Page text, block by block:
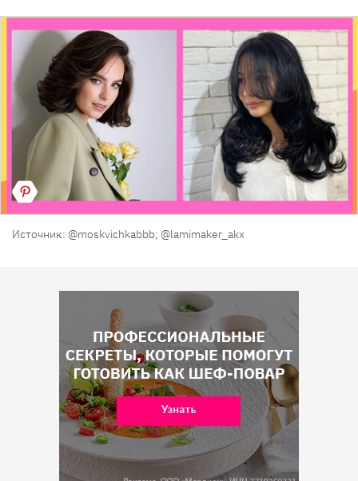
Источник: @moskvichkabbb; @lamimaker_akx